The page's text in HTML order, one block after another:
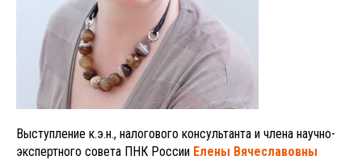
Выступление к.э.н., налогового консультанта и члена научно-
экспертного совета ПНК России Елены Вячеславовны